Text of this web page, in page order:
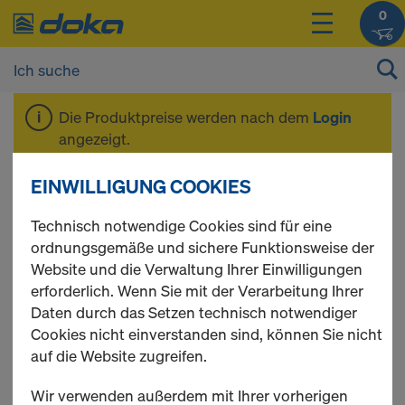
0
Die Produktpreise werden nach dem Login
angezeigt.
Ankersystem 20,0
10 Produkte gefunden
Meist gesucht
Superplatte 20,0 B
EINWILLIGUNG COOKIES
Technisch notwendige Cookies sind für eine
ordnungsgemäße und sichere Funktionsweise der
Website und die Verwaltung Ihrer Einwilligungen
erforderlich. Wenn Sie mit der Verarbeitung Ihrer
Daten durch das Setzen technisch notwendiger
Cookies nicht einverstanden sind, können Sie nicht
auf die Website zugreifen.
Wir verwenden außerdem mit Ihrer vorherigen